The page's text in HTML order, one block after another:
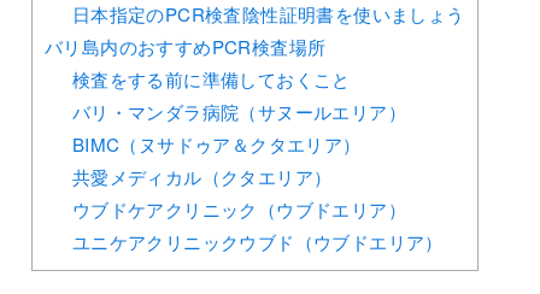
日本指定のPCR検査陰性証明書を使いましょう
バリ島内のおすすめPCR検査場所
検査をする前に準備しておくこと
バリ・マンダラ病院（サヌールエリア）
BIMC（ヌサドゥア＆クタエリア）
共愛メディカル（クタエリア）
ウブドケアクリニック（ウブドエリア）
ユニケアクリニックウブド（ウブドエリア）